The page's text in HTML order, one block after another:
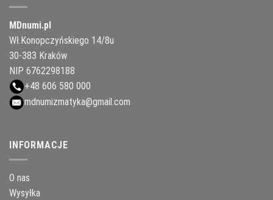
MDnumi.pl
Wł.Konopczyńskiego 14/8u
30-383 Kraków
NIP 6762298188
+48 606 580 000
mdnumizmatyka@gmail.com
INFORMACJE
O nas
Wysyłka